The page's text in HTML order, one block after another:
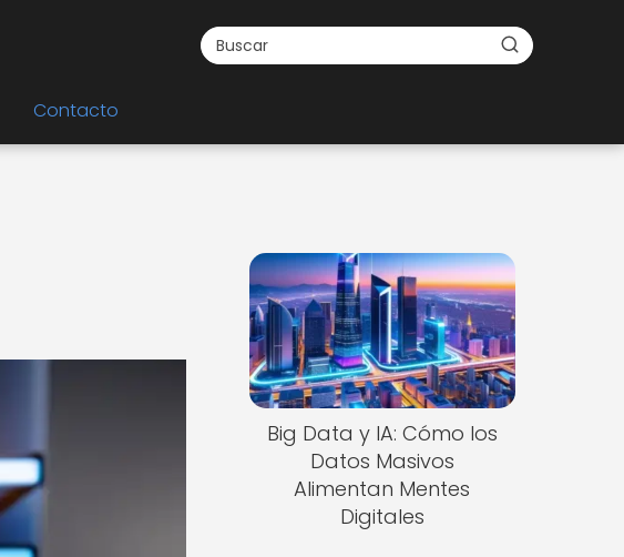
Contacto
Big Data y IA: Cómo los
Datos Masivos
Alimentan Mentes
Digitales